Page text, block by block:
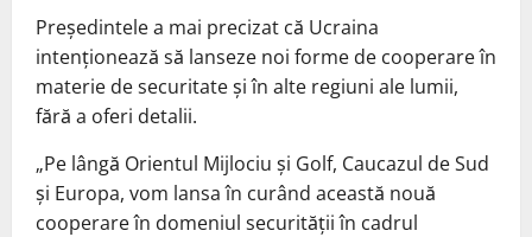
Președintele a mai precizat că Ucraina
intenționează să lanseze noi forme de cooperare în
materie de securitate și în alte regiuni ale lumii,
fără a oferi detalii.
„Pe lângă Orientul Mijlociu și Golf, Caucazul de Sud
și Europa, vom lansa în curând această nouă
cooperare în domeniul securității în cadrul